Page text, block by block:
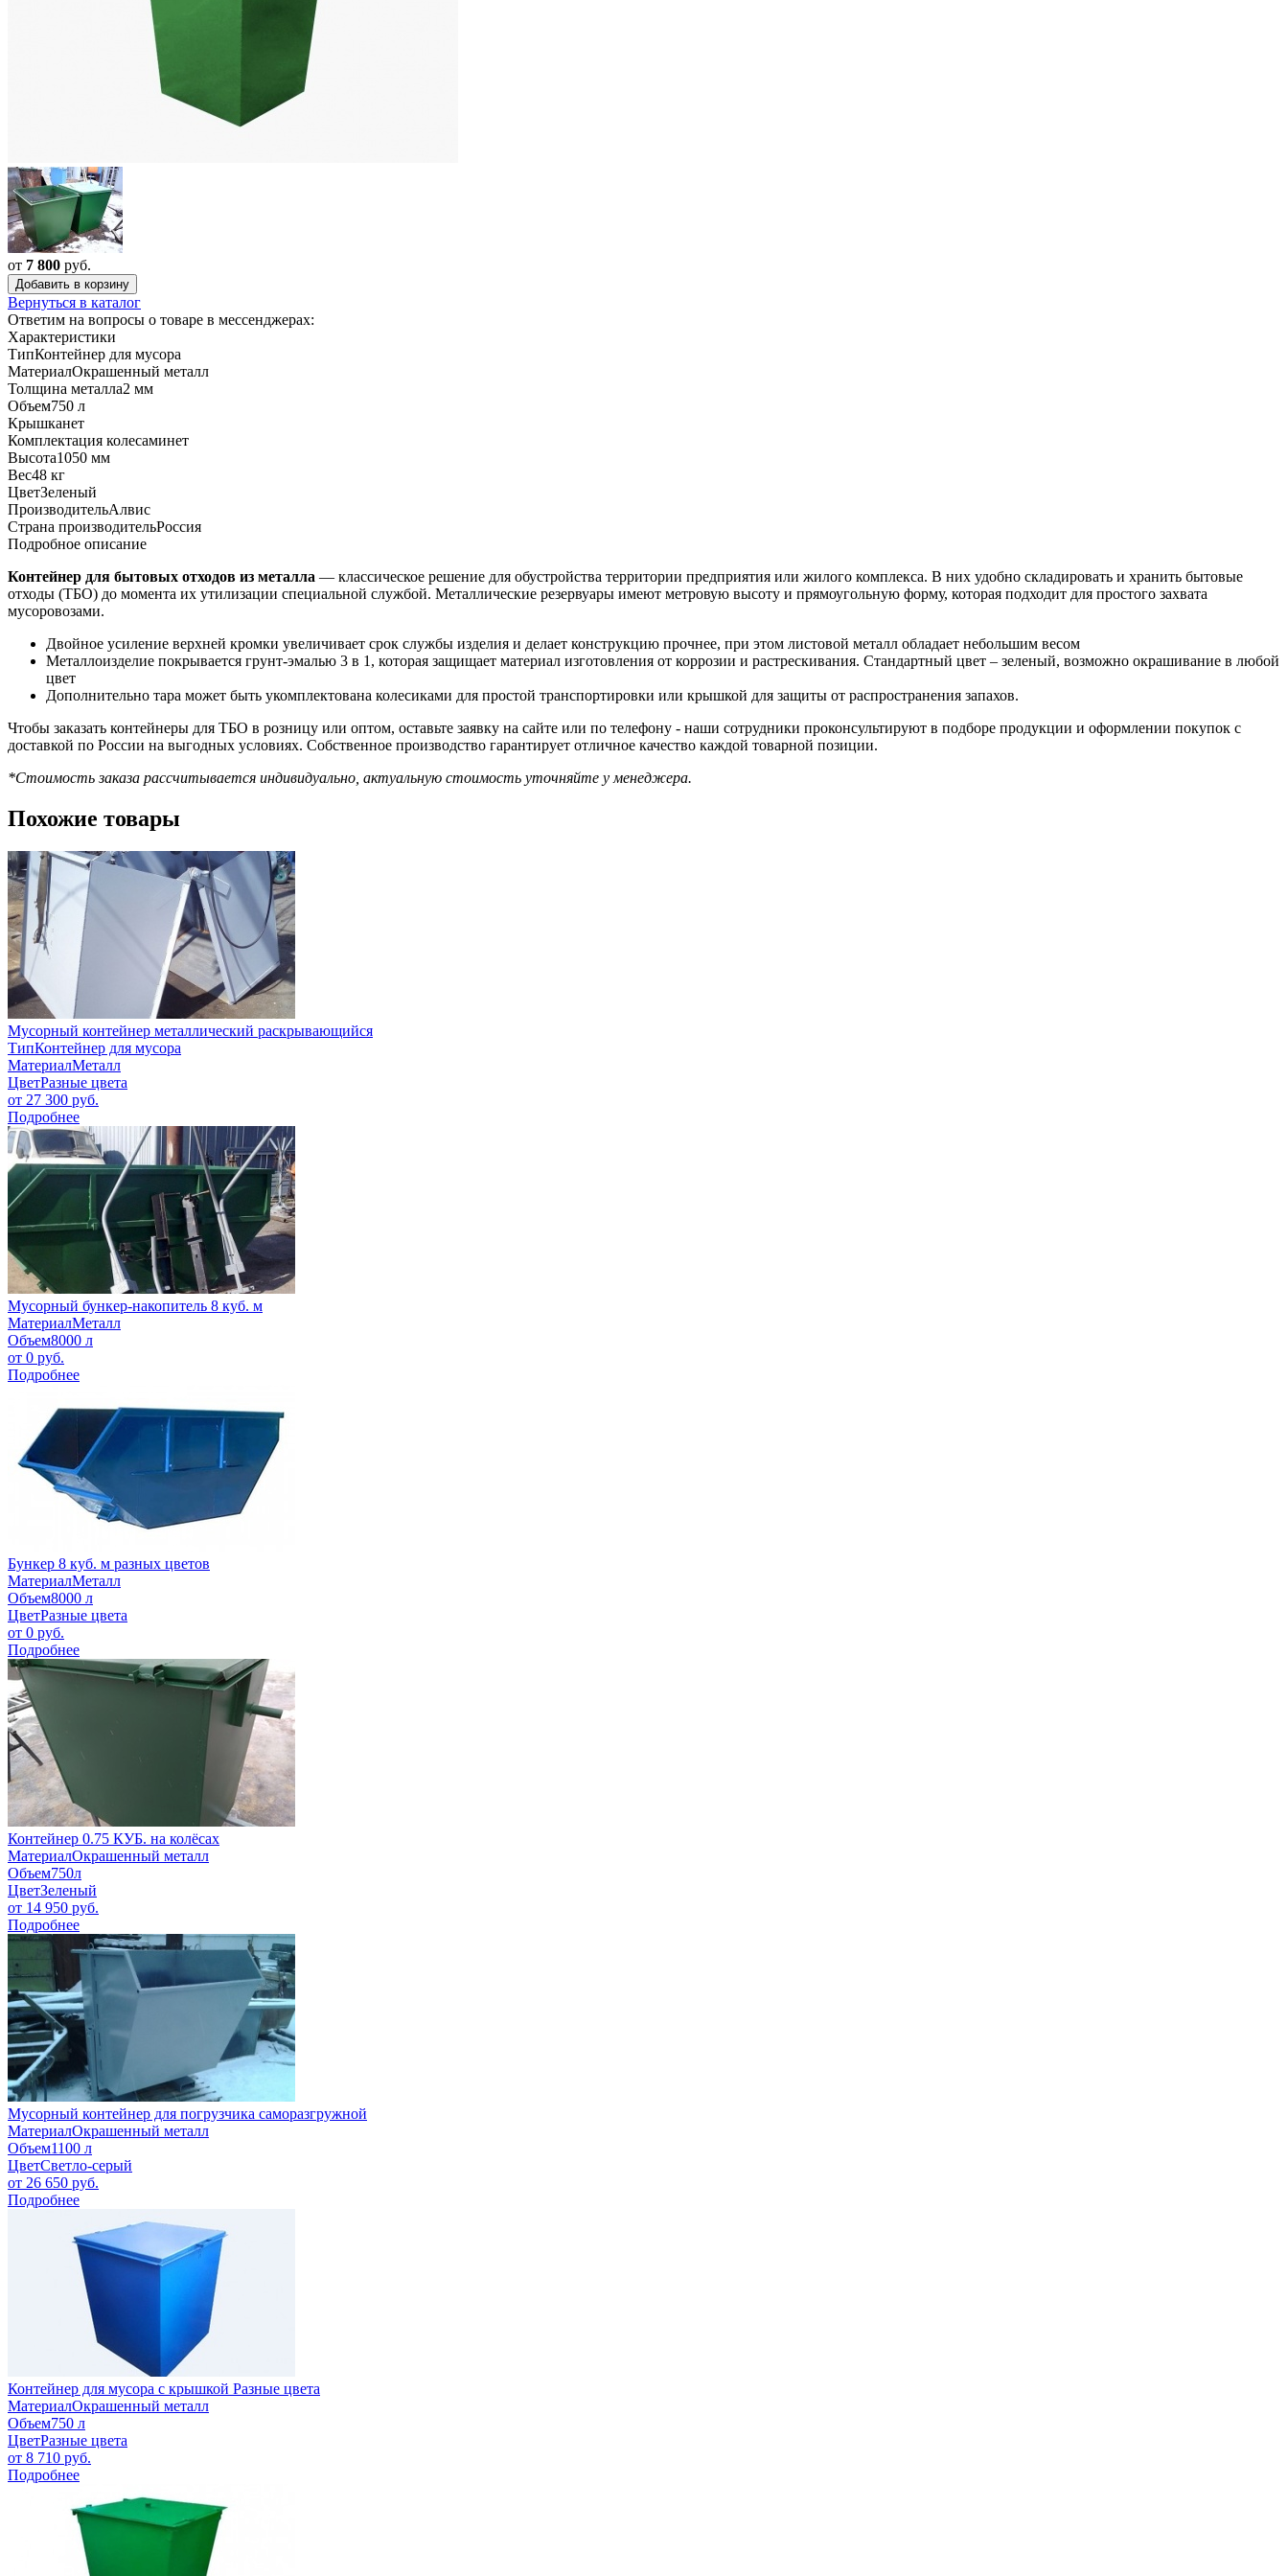
от 7 800 руб.
Добавить в корзину
Вернуться в каталог
Ответим на вопросы о товаре в мессенджерах:
Характеристики
ТипКонтейнер для мусора
МатериалОкрашенный металл
Толщина металла2 мм
Объем750 л
Крышканет
Комплектация колесаминет
Высота1050 мм
Вес48 кг
ЦветЗеленый
ПроизводительАлвис
Страна производительРоссия
Подробное описание
Контейнер для бытовых отходов из металла — классическое решение для обустройства территории предприятия или жилого комплекса. В них удобно складировать и хранить бытовые
отходы (ТБО) до момента их утилизации специальной службой. Металлические резервуары имеют метровую высоту и прямоугольную форму, которая подходит для простого захвата
мусоровозами.
Двойное усиление верхней кромки увеличивает срок службы изделия и делает конструкцию прочнее, при этом листовой металл обладает небольшим весом
Металлоизделие покрывается грунт-эмалью 3 в 1, которая защищает материал изготовления от коррозии и растрескивания. Стандартный цвет – зеленый, возможно окрашивание в любой
цвет
Дополнительно тара может быть укомплектована колесиками для простой транспортировки или крышкой для защиты от распространения запахов.
Чтобы заказать контейнеры для ТБО в розницу или оптом, оставьте заявку на сайте или по телефону - наши сотрудники проконсультируют в подборе продукции и оформлении покупок с
доставкой по России на выгодных условиях. Собственное производство гарантирует отличное качество каждой товарной позиции.
*Стоимость заказа рассчитывается индивидуально, актуальную стоимость уточняйте у менеджера.
Похожие товары
Мусорный контейнер металлический раскрывающийся
ТипКонтейнер для мусора
МатериалМеталл
ЦветРазные цвета
от 27 300 руб.
Подробнее
Мусорный бункер-накопитель 8 куб. м
МатериалМеталл
Объем8000 л
от 0 руб.
Подробнее
Бункер 8 куб. м разных цветов
МатериалМеталл
Объем8000 л
ЦветРазные цвета
от 0 руб.
Подробнее
Контейнер 0.75 КУБ. на колёсах
МатериалОкрашенный металл
Объем750л
ЦветЗеленый
от 14 950 руб.
Подробнее
Мусорный контейнер для погрузчика саморазгружной
МатериалОкрашенный металл
Объем1100 л
ЦветСветло-серый
от 26 650 руб.
Подробнее
Контейнер для мусора с крышкой Разные цвета
МатериалОкрашенный металл
Объем750 л
ЦветРазные цвета
от 8 710 руб.
Подробнее